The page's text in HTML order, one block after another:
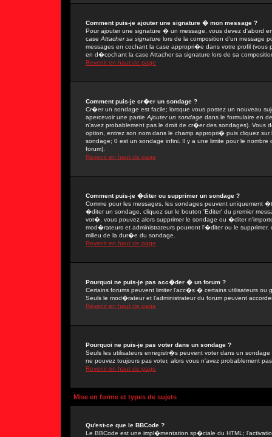
Comment puis-je ajouter une signature � mon message ?
Pour ajouter une signature � un message, vous devez d'abord
case Attacher sa signature lors de la composition d'un message
messages en cochant la case appropri�e dans votre profil
en d�cochant la case Attacher sa signature lors de sa
Revenir en haut de page
Comment puis-je cr�er un sondage ?
Cr�er un sondage est facile; lorsque vous postez un nouveau
apercevoir une partie Ajouter un sondage dans le formulaire en
n'avez probablement pas le droit de cr�er des sondages). Vous
option, entrez son nom dans le champ appropri� puis cliquez
sondage; 0 est un sondage infini. Il y a une limite pour le
forum).
Revenir en haut de page
Comment puis-je �diter ou supprimer un sondage ?
Comme pour les messages, les sondages peuvent
�diter un sondage, cliquez sur le bouton 'Editer' du premier
vot�, vous pouvez alors supprimer le sondage ou �diter
mod�rateurs et administrateurs pourront l'�diter ou le
milieu de la dur�e du sondage.
Revenir en haut de page
Pourquoi ne puis-je pas acc�der � un forum ?
Certains forums peuvent limiter l'acc�s � certains utilisateurs ou
Seuls le mod�rateur et l'administrateur du forum peuvent
Revenir en haut de page
Pourquoi ne puis-je pas voter dans un sondage ?
Seuls les utilisateurs enregistr�s peuvent voter dans un
ne pouvez toujours pas voter, alors vous n'avez probablement
Revenir en haut de page
Mise en forme et types de sujets
Qu'est-ce que le BBCode ?
Le BBCode est une impl�mentation sp�ciale du HTML;